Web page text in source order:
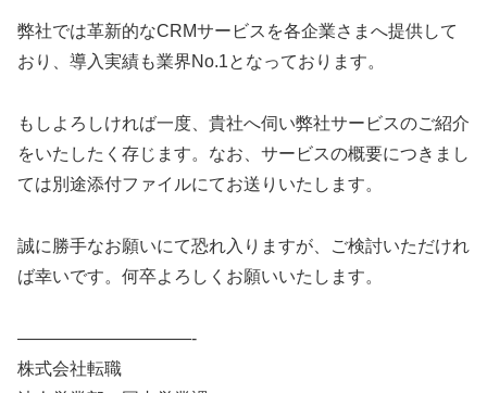
弊社では革新的なCRMサービスを各企業さまへ提供して
おり、導入実績も業界No.1となっております。
もしよろしければ一度、貴社へ伺い弊社サービスのご紹介
をいたしたく存じます。なお、サービスの概要につきまし
ては別途添付ファイルにてお送りいたします。
誠に勝手なお願いにて恐れ入りますが、ご検討いただけれ
ば幸いです。何卒よろしくお願いいたします。
——————————-
株式会社転職